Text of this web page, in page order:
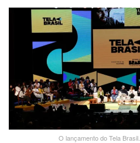
O lançamento do Tela